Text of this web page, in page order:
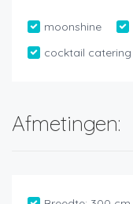
moonshine
cocktail catering
Afmetingen: